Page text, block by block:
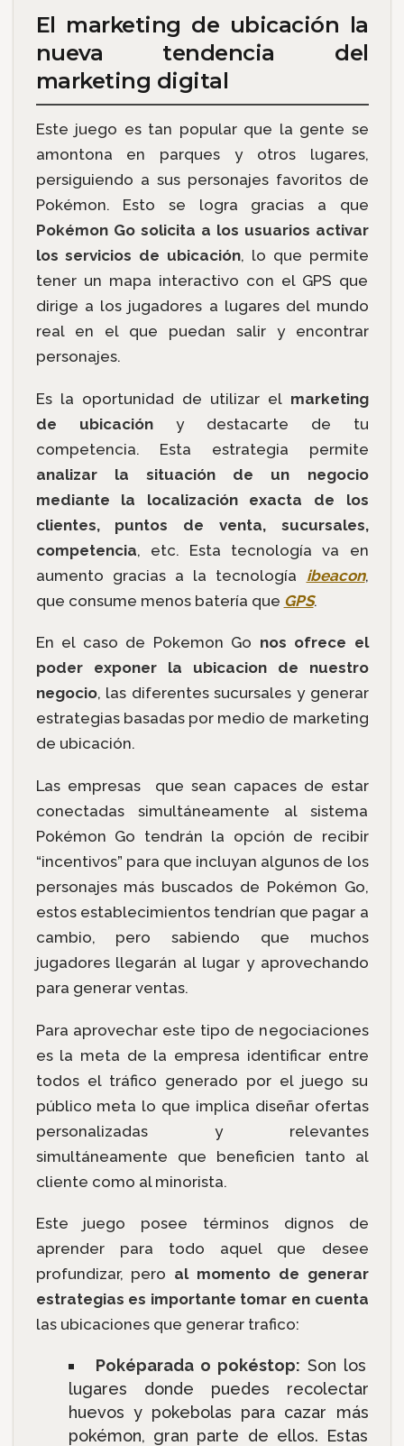
El marketing de ubicación la
nueva tendencia del
marketing digital
Este juego es tan popular que la gente se
amontona en parques y otros lugares,
persiguiendo a sus personajes favoritos de
Pokémon. Esto se logra gracias a que
Pokémon Go solicita a los usuarios activar
los servicios de ubicación, lo que permite
tener un mapa interactivo con el GPS que
dirige a los jugadores a lugares del mundo
real en el que puedan salir y encontrar
personajes.
Es la oportunidad de utilizar elmarketing
de ubicacióny destacarte de tu
competencia. Esta estrategia permite
analizar la situación de un negocio
mediante la localización exacta de los
clientes, puntos de venta, sucursales,
competencia, etc. Esta tecnología va en
aumento gracias a la tecnología ibeacon,
que consume menos batería que GPS.
En el caso de Pokemon Go nos ofrece el
poder exponer la ubicacion de nuestro
negocio, las diferentes sucursales y generar
estrategias basadas por medio de marketing
de ubicación.
Las empresas que sean capaces de estar
conectadas simultáneamente al sistema
Pokémon Go tendrán la opción de recibir
“incentivos” para que incluyan algunos de los
personajes más buscados de Pokémon Go,
estos establecimientos tendrían que pagar a
cambio, pero sabiendo que muchos
jugadores llegarán al lugar y aprovechando
para generar ventas.
Para aprovechar este tipo de negociaciones
es la meta de la empresa identificar entre
todos el tráfico generado por el juego su
público meta lo que implica diseñar ofertas
personalizadas y relevantes
simultáneamente que beneficien tanto al
cliente como al minorista.
Este juego posee términos dignos de
aprender para todo aquel que desee
profundizar, pero al momento de generar
estrategias es importante tomar en cuenta
las ubicaciones que generar trafico:
Poképarada o pokéstop: Son los
lugares donde puedes recolectar
huevos y pokebolas para cazar más
pokémon, gran parte de ellos. Estas